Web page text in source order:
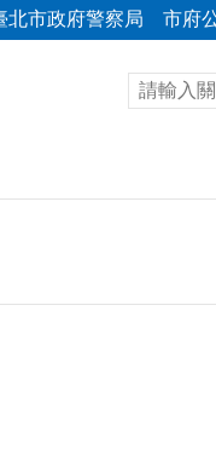
北市政府警察局 市府